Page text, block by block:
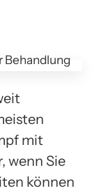
mit
wenn Sie
können